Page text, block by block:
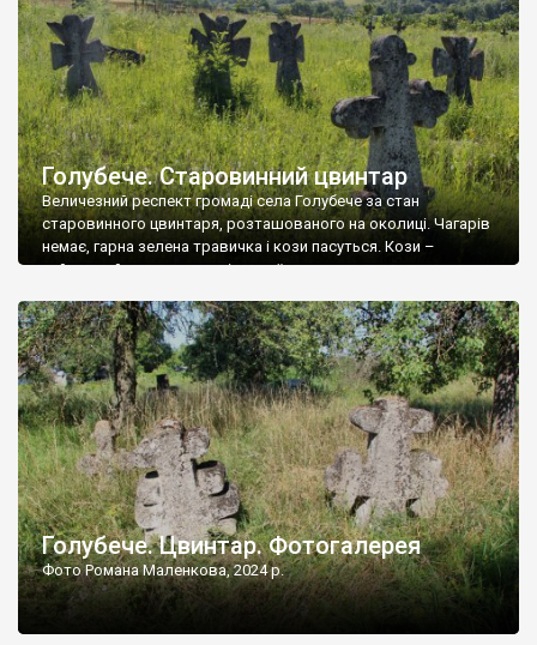
Голубече. Старовинний цвинтар
Величезний респект громаді села Голубече за стан
старовинного цвинтаря, розташованого на околиці. Чагарів
немає, гарна зелена травичка і кози пасуться. Кози –
найкращий регулятор шкідливої, для старих кладовищ,
бруньками, кози ті бруньки обгризають, бо то улюблений
делікатес. На цвинтарі у Голубечому ціла колекція
різноманітних форм хрестів. Село відносно невелике, […]
Голубече. Цвинтар. Фотогалерея
Фото Романа Маленкова, 2024 р.